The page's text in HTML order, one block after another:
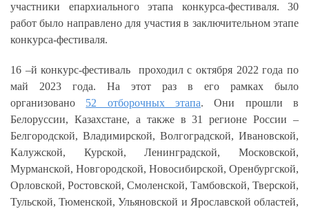
участники епархиального этапа конкурса-фестиваля. 30
работ было направлено для участия в заключительном этапе
конкурса-фестиваля.
16 –й конкурс-фестиваль проходил с октября 2022 года по
май 2023 года. На этот раз в его рамках было
организовано 52 отборочных этапа. Они прошли в
Белоруссии, Казахстане, а также в 31 регионе России –
Белгородской, Владимирской, Волгоградской, Ивановской,
Калужской, Курской, Ленинградской, Московской,
Мурманской, Новгородской, Новосибирской, Оренбургской,
Орловской, Ростовской, Смоленской, Тамбовской, Тверской,
Тульской, Тюменской, Ульяновской и Ярославской областей,